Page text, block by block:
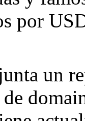
por
un